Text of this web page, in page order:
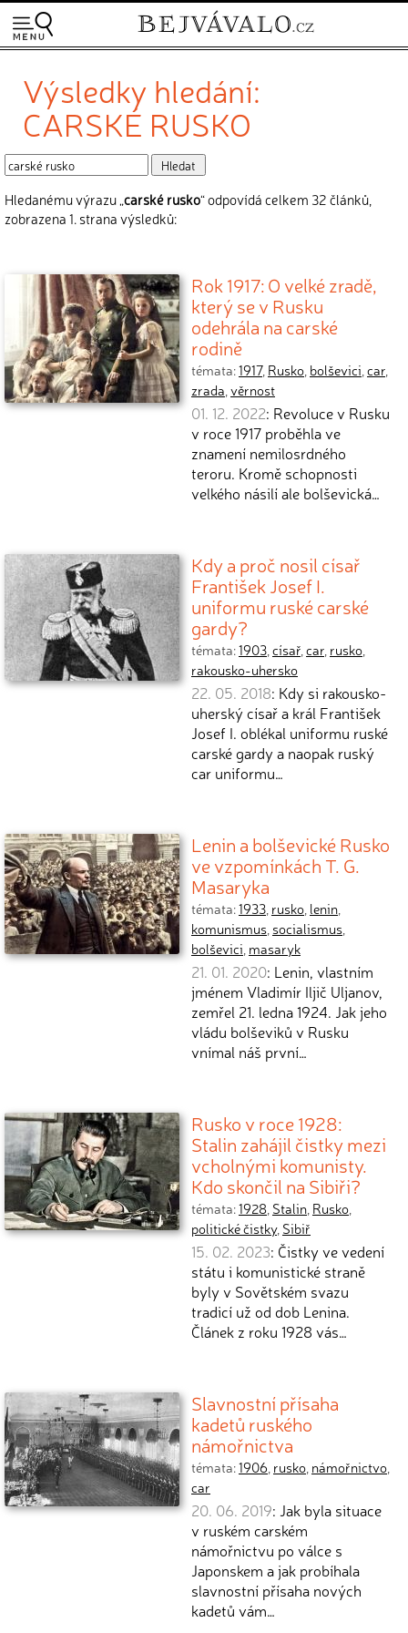
Výsledky hledání:
CARSKÉ RUSKO
Hledanému výrazu „carské rusko“ odpovídá celkem 32 článků,
zobrazena 1. strana výsledků:
Rok 1917: O velké zradě,
který se v Rusku
odehrála na carské
rodině
témata:1917, Rusko, bolševici,car,
zrada,věrnost
01. 12. 2022: Revoluce v Rusku
v roce 1917 proběhla ve
znamení nemilosrdného
teroru. Kromě schopnosti
velkého násilí ale bolševická…
Kdy a proč nosil císař
František Josef I.
uniformu ruské carské
gardy?
témata:1903,císař,car, rusko,
rakousko-uhersko
22. 05. 2018: Kdy si rakousko-
uherský císař a král František
Josef I. oblékal uniformu ruské
carské gardy a naopak ruský
car uniformu…
Lenin a bolševické Rusko
ve vzpomínkách T. G.
Masaryka
témata:1933, rusko, lenin,
komunismus, socialismus,
bolševici, masaryk
21. 01. 2020: Lenin, vlastním
jménem Vladimír Iljič Uljanov,
zemřel 21. ledna 1924. Jak jeho
vládu bolševiků v Rusku
vnímal náš první…
Rusko v roce 1928:
Stalin zahájil čistky mezi
vcholnými komunisty.
Kdo skončil na Sibiři?
témata:1928, Stalin, Rusko,
politické čistky, Sibiř
15. 02. 2023: Čistky ve vedení
státu i komunistické straně
byly v Sovětském svazu
tradicí už od dob Lenina.
Článek z roku 1928 vás…
Slavnostní přísaha
kadetů ruského
námořnictva
témata:1906, rusko, námořnictvo,
car
20. 06. 2019: Jak byla situace
v ruském carském
námořnictvu po válce s
Japonskem a jak probíhala
slavnostní přísaha nových
kadetů vám…